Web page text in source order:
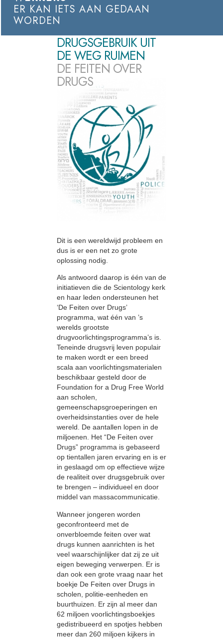
ER KAN IETS AAN GEDAAN
WORDEN
DRUGSGEBRUIK UIT
DE WEG RUIMEN
DE FEITEN OVER
DRUGS
Dit is een wereldwijd probleem en
dus is er een net zo grote
oplossing nodig.
Als antwoord daarop is één van de
initiatieven die de Scientology kerk
en haar leden ondersteunen het
‘De Feiten over Drugs’
programma, wat één van ’s
werelds grootste
drugvoorlichtingsprogramma’s is.
Teneinde drugsvrij leven populair
te maken wordt er een breed
scala aan voorlichtingsmaterialen
beschikbaar gesteld door de
Foundation for a Drug Free World
aan scholen,
gemeenschapsgroeperingen en
overheidsinstanties over de hele
wereld. De aantallen lopen in de
miljoenen. Het “De Feiten over
Drugs” programma is gebaseerd
op tientallen jaren ervaring en is er
in geslaagd om op effectieve wijze
de realiteit over drugsgebruik over
te brengen – individueel en door
middel van massacommunicatie.
Wanneer jongeren worden
geconfronteerd met de
onverbloemde feiten over wat
drugs kunnen aanrichten is het
veel waarschijnlijker dat zij ze uit
eigen beweging verwerpen. Er is
dan ook een grote vraag naar het
boekje De Feiten over Drugs in
scholen, politie-eenheden en
buurthuizen. Er zijn al meer dan
62 miljoen voorlichtingsboekjes
gedistribueerd en spotjes hebben
meer dan 260 miljoen kijkers in